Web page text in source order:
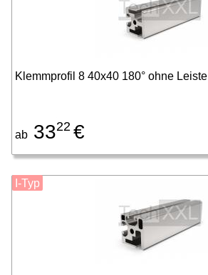
Klemmprofil 8 40x40 180° ohne Leiste
ab 3322 €
I-Typ